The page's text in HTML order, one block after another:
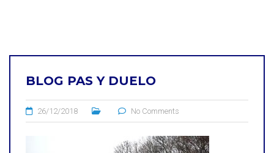
BLOG PAS Y DUELO
26/12/2018 No Comments